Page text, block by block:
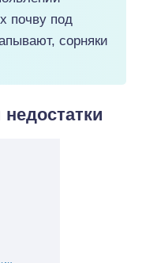
почву под
сорняки